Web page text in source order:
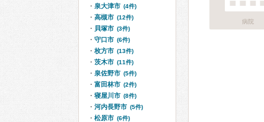
病院
泉大津市 (4件)
高槻市 (12件)
貝塚市 (3件)
守口市 (6件)
枚方市 (13件)
茨木市 (11件)
泉佐野市 (5件)
富田林市 (2件)
寝屋川市 (8件)
河内長野市 (5件)
松原市 (6件)